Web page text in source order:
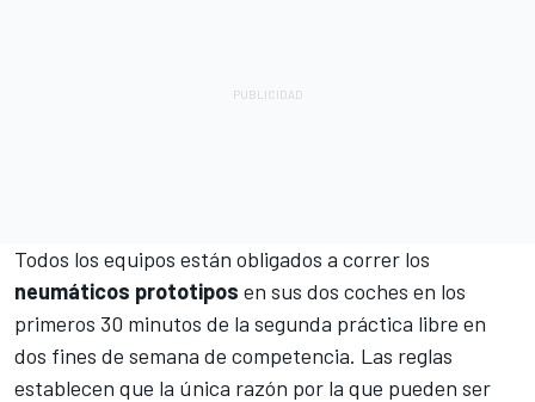
Todos los equipos están obligados a correr los
neumáticos prototipos en sus dos coches en los
primeros 30 minutos de la segunda práctica libre en
dos fines de semana de competencia. Las reglas
establecen que la única razón por la que pueden ser